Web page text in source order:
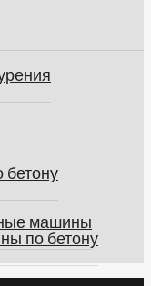
машины
по бетону